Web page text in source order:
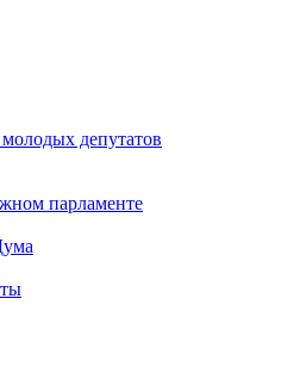
депутатов
парламенте